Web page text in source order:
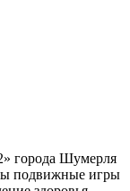
города Шумерля
подвижные игры